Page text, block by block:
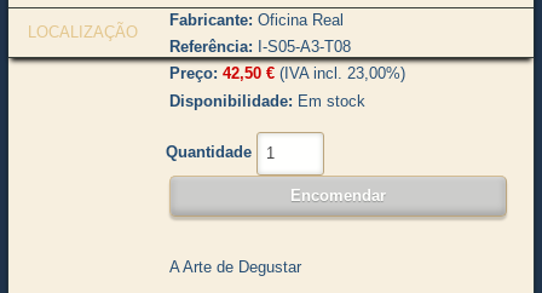
LOCALIZAÇÃO
Fabricante Oficina Real
Referência
I-S05-A3-T08
Preço 42,50 €(IVA incl. 23,00%)
Disponibilidade
Em stock
Quantidade
A Arte de Degustar